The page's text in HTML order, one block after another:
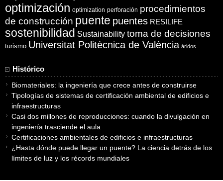
optimización optimization perforación procedimientos
de construcción puente puentes RESILIFE
sostenibilidad Sustainability toma de decisiones
turismo Universitat Politècnica de València áridos
Histórico
Biomateriales: la ingeniería que crece antes de construirse
Tipologías de sistemas de certificación ambiental de edificios e
infraestructuras
Casi dos millones de reproducciones: cuando la divulgación en
ingeniería trasciende el aula
Certificaciones ambientales de edificios e infraestructuras
¿Hasta dónde puede llegar un puente? La ciencia detrás de los
límites de luz y los récords mundiales